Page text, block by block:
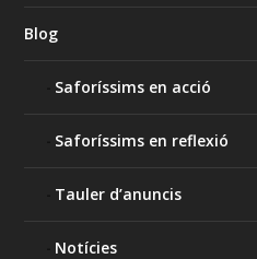
Blog
Saforíssims en acció
Saforíssims en reflexió
Tauler d’anuncis
Notícies